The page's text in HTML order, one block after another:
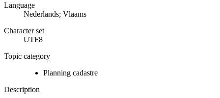
Language
Nederlands; Vlaams
Character set
UTF8
Topic category
Planning cadastre
Description